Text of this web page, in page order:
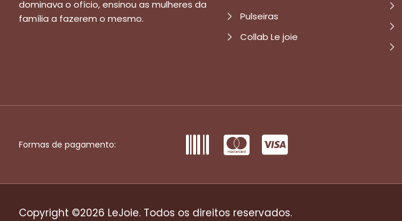
dominava o ofício, ensinou as mulheres da
família a fazerem o mesmo.
Pulseiras
Collab Le joie
Formas de pagamento:
Copyright ©2026 LeJoie. Todos os direitos reservados.